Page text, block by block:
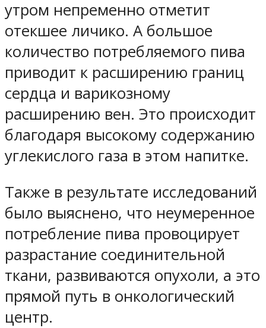
утром непременно отметит
отекшее личико. А большое
количество потребляемого пива
приводит к расширению границ
сердца и варикозному
расширению вен. Это происходит
благодаря высокому содержанию
углекислого газа в этом напитке.
Также в результате исследований
было выяснено, что неумеренное
потребление пива провоцирует
разрастание соединительной
ткани, развиваются опухоли, а это
прямой путь в онкологический
центр.